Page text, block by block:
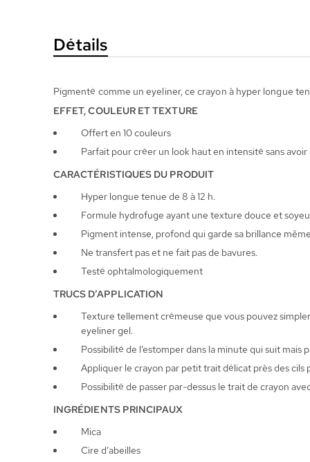
d’imagesDétails
Pigmenté comme un eyeliner, ce crayon à hyper longue
EFFET, COULEUR ET TEXTURE
Offert en 10 couleurs
Parfait pour créer un look haut en intensité sans
CARACTÉRISTIQUES DU PRODUIT
Hyper longue tenue de 8 à 12 h.
Formule hydrofuge ayant une texture douce et
Pigment intense, profond qui garde sa brillance
Ne transfert pas et ne fait pas de bavures.
Testé ophtalmologiquement
TRUCS D’APPLICATION
Texture tellement crémeuse que vous pouvez
eyeliner gel.
Possibilité de l’estomper dans la minute qui suit mais
Appliquer le crayon par petit trait délicat près des
Possibilité de passer par-dessus le trait de crayon
INGRÉDIENTS PRINCIPAUX
Mica
Cire d’abeilles